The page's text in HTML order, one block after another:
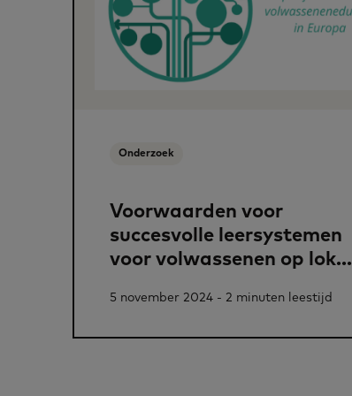
Onderzoek
Voorwaarden voor
succesvolle leersystemen
voor volwassenen op lok...
5 november 2024 - 2 minuten leestijd